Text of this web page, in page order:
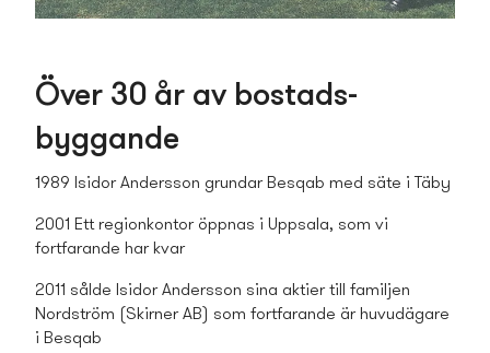
Över 30 år av bostads­
byggande
1989 Isidor Andersson grundar Besqab med säte i Täby
2001 Ett regionkontor öppnas i Uppsala, som vi
fortfarande har kvar
2011 sålde Isidor Andersson sina aktier till familjen
Nordström (Skirner AB) som fortfarande är huvudägare
i Besqab